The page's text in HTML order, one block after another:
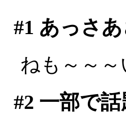
#1 あっさ
ねも～～
#2 一部で